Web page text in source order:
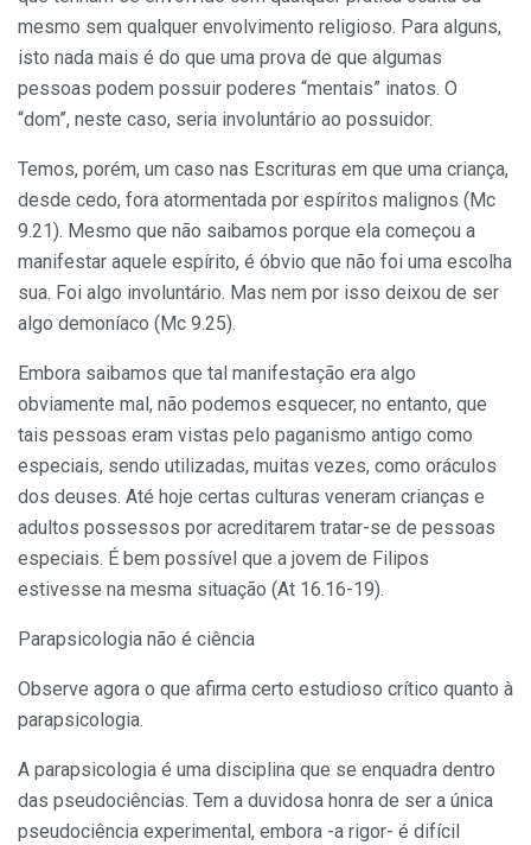
mesmo sem qualquer envolvimento religioso. Para alguns,
isto nada mais é do que uma prova de que algumas
pessoas podem possuir poderes “mentais” inatos. O
“dom”, neste caso, seria involuntário ao possuidor.
Temos, porém, um caso nas Escrituras em que uma criança,
desde cedo, fora atormentada por espíritos malignos (Mc
9.21). Mesmo que não saibamos porque ela começou a
manifestar aquele espírito, é óbvio que não foi uma escolha
sua. Foi algo involuntário. Mas nem por isso deixou de ser
algo demoníaco (Mc 9.25).
Embora saibamos que tal manifestação era algo
obviamente mal, não podemos esquecer, no entanto, que
tais pessoas eram vistas pelo paganismo antigo como
especiais, sendo utilizadas, muitas vezes, como oráculos
dos deuses. Até hoje certas culturas veneram crianças e
adultos possessos por acreditarem tratar-se de pessoas
especiais. É bem possível que a jovem de Filipos
estivesse na mesma situação (At 16.16-19).
Parapsicologia não é ciência
Observe agora o que afirma certo estudioso crítico quanto à
parapsicologia.
A parapsicologia é uma disciplina que se enquadra dentro
das pseudociências. Tem a duvidosa honra de ser a única
pseudociência experimental, embora -a rigor- é difícil